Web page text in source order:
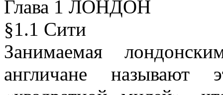
Глава 1 ЛОНДОН
§1.1 Сити
Занимаемая
англичане называют